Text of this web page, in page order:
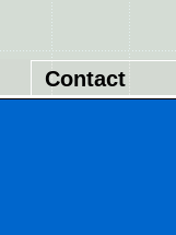
Contact